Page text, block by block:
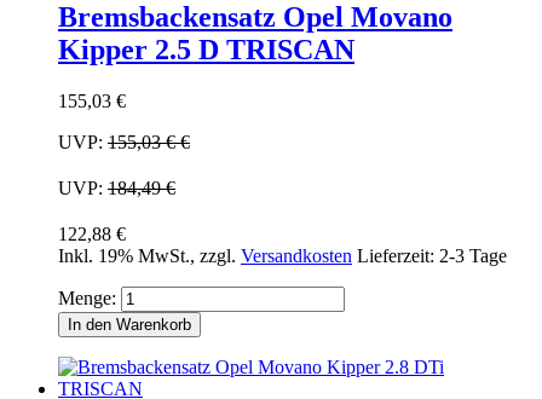
Bremsbackensatz Opel Movano
Kipper 2.5 D TRISCAN
155,03 €
UVP: 155,03 €€
UVP: 184,49 €
122,88 €
Inkl. 19% MwSt., zzgl. Versandkosten Lieferzeit: 2-3 Tage
Menge:
In den Warenkorb